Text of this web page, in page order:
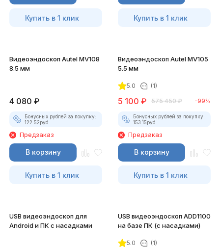
Купить в 1 клик Купить в 1 клик
Видеоэндоскоп Autel MV108
8.5 мм
4 080 ₽
Бонусных рублей за покупку:
122.52руб.
Предзаказ
В корзину
Купить в 1 клик
Видеоэндоскоп Autel MV105
5.5 мм
5.0 (1)
5 100 ₽ 575 450 ₽ -99%
Бонусных рублей за покупку:
153.15руб.
Предзаказ
В корзину
Купить в 1 клик
USB видеоэндоскоп для
Android и ПК с насадками
USB видеоэндоскоп ADD1100
на базе ПК (с насадками)
5.0 (1)